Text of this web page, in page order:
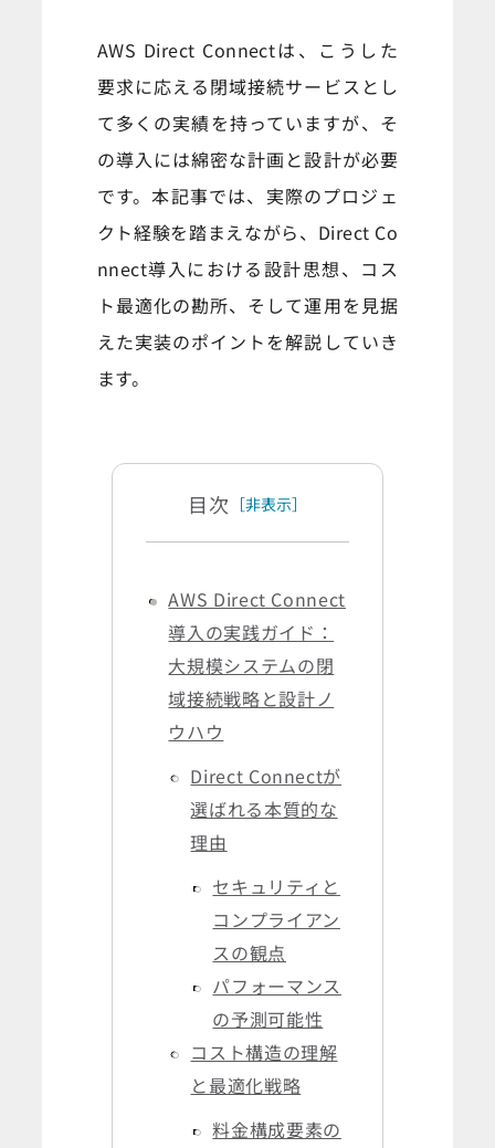
AWS Direct Connectは、こうした
要求に応える閉域接続サービスとし
て多くの実績を持っていますが、そ
の導入には綿密な計画と設計が必要
です。本記事では、実際のプロジェ
クト経験を踏まえながら、Direct Co
nnect導入における設計思想、コス
ト最適化の勘所、そして運用を見据
えた実装のポイントを解説していき
ます。
目次 ［非表示］
AWS Direct Connect
導入の実践ガイド：
大規模システムの閉
域接続戦略と設計ノ
ウハウ
Direct Connectが
選ばれる本質的な
理由
セキュリティと
コンプライアン
スの観点
パフォーマンス
の予測可能性
コスト構造の理解
と最適化戦略
料金構成要素の